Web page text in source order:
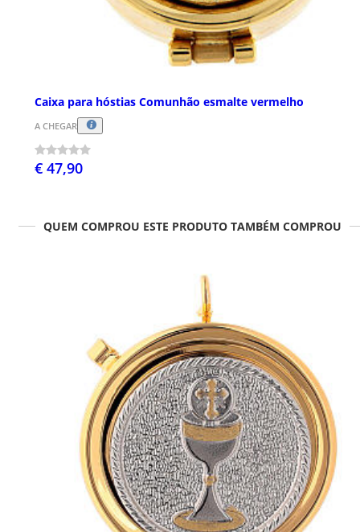
Caixa para hóstias Comunhão esmalte vermelho
A CHEGAR
€ 47,90
QUEM COMPROU ESTE PRODUTO TAMBÉM COMPROU